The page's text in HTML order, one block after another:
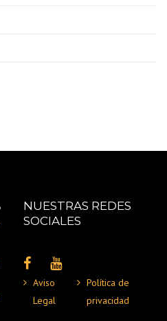
NUESTRAS REDES
SOCIALES
Aviso
Legal
Política de
privacidad